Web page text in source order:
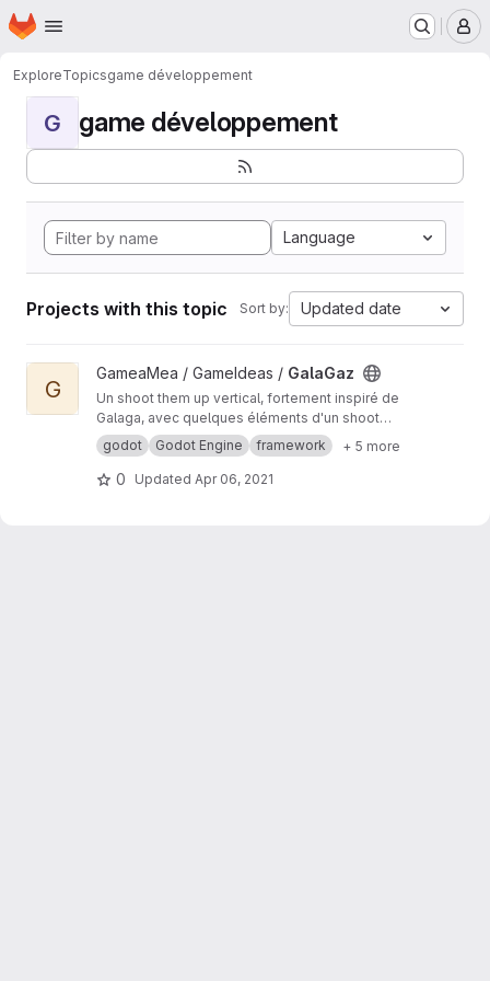
Skip to main content
Homepage
ExploreTopicsgame développement
G game développement
Language
Projects with this topic Sort by: Updated date
View GalaGaz project
G
GameaMea / GameIdeas / GalaGaz
Un shoot them up vertical, fortement inspiré de
Galaga, avec quelques éléments d'un shoot
them up classique (boss, powerups...), codé en
GDscript en utilisant le moteur de jeu Godot
Engine.
godot Godot Engine framework + 5 more
0 Updated Apr 06, 2021